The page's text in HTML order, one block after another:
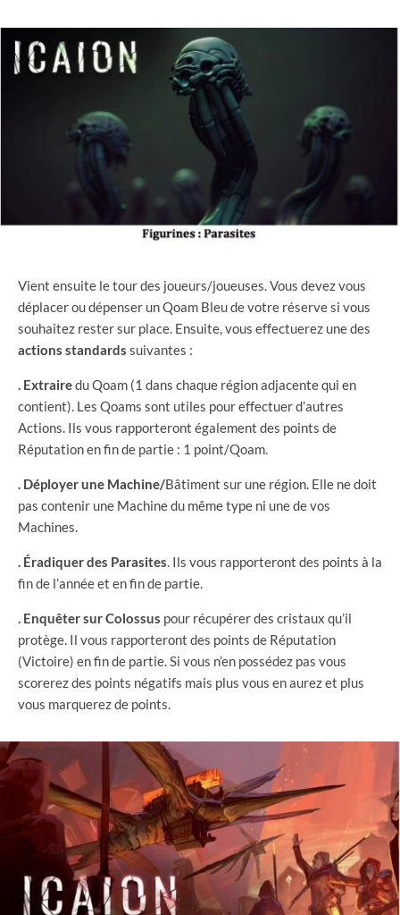
Vient ensuite le tour des joueurs/joueuses. Vous devez vous
déplacer ou dépenser un Qoam Bleu de votre réserve si vous
souhaitez rester sur place. Ensuite, vous effectuerez une des
actions standards suivantes :
. Extrairedu Qoam (1 dans chaque région adjacente qui en
contient). Les Qoams sont utiles pour effectuer d’autres
Actions. Ils vous rapporteront également des points de
Réputation en fin de partie : 1 point/Qoam.
. Déployer une Machine/Bâtiment sur une région. Elle ne doit
pas contenir une Machine du même type ni une de vos
Machines.
. Éradiquer des Parasites. Ils vous rapporteront des points à la
fin de l’année et en fin de partie.
. Enquêter sur Colossus pour récupérer des cristaux qu’il
protège. Il vous rapporteront des points de Réputation
(Victoire) en fin de partie. Si vous n’en possédez pas vous
scorerez des points négatifs mais plus vous en aurez et plus
vous marquerez de points.